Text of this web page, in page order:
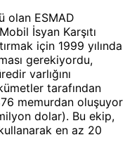
olan ESMAD
İsyan Karşıtı
için 1999 yılında
gerekiyordu,
varlığını
tarafından
memurdan oluşuyor
dolar). Bu ekip,
en az 20